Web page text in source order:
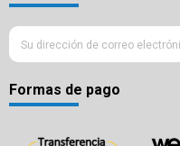
Formas de pago